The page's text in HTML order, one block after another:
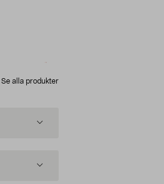
Se alla produkter